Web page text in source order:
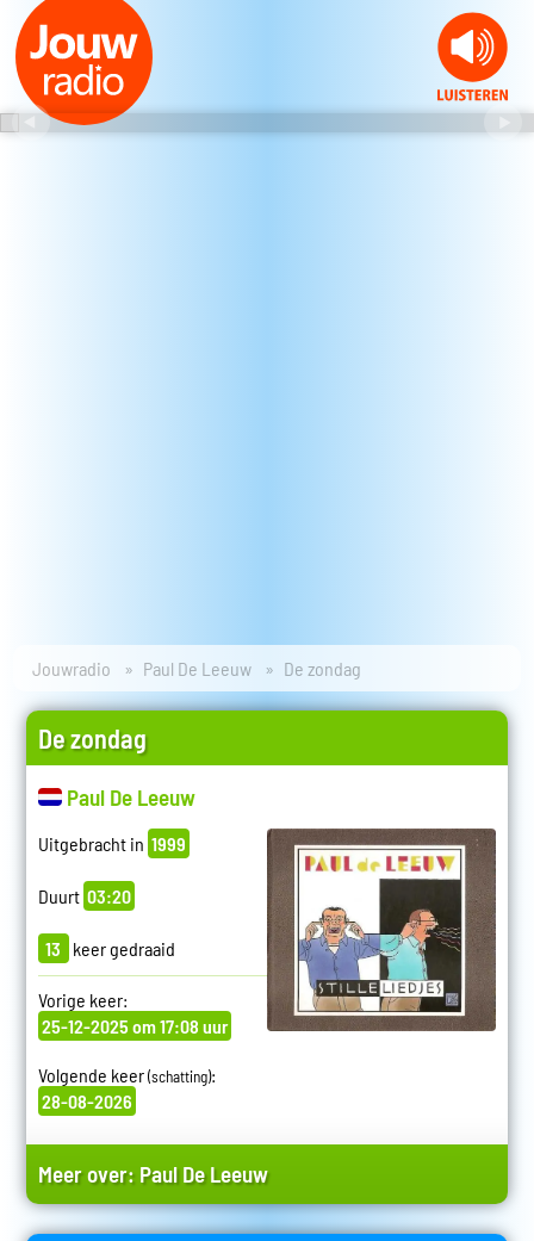
Jouwradio Paul De Leeuw De zondag
De zondag
Paul De Leeuw
Uitgebracht in 1999
Duurt 03:20
13 keer gedraaid
Vorige keer:
25-12-2025 om 17:08 uur
Volgende keer(schatting):
28-08-2026
Meer over: Paul De Leeuw